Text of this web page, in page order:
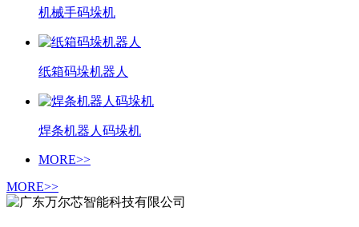
机械手码垛机
纸箱码垛机器人
焊条机器人码垛机
MORE>>
MORE>>